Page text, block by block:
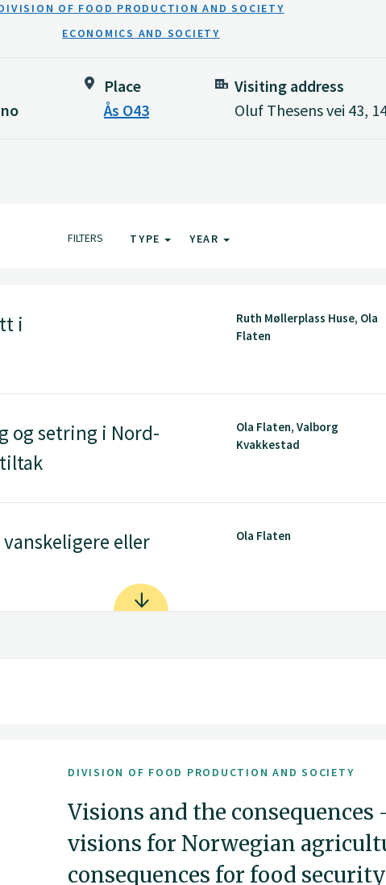
OF FOOD PRODUCTION AND SOCIETY
ECONOMICS AND SOCIETY
Place
Ås O43
Visiting address
Oluf Thesens vei 43,
FILTERS TYPE YEAR
i
Ruth Møllerplass Huse, Ola
Flaten
og setring i Nord-
Ola Flaten, Valborg
Kvakkestad
eller
Ola Flaten
DIVISION OF FOOD PRODUCTION AND SOCIETY
Visions and the
visions for Norwegian
consequences for food security